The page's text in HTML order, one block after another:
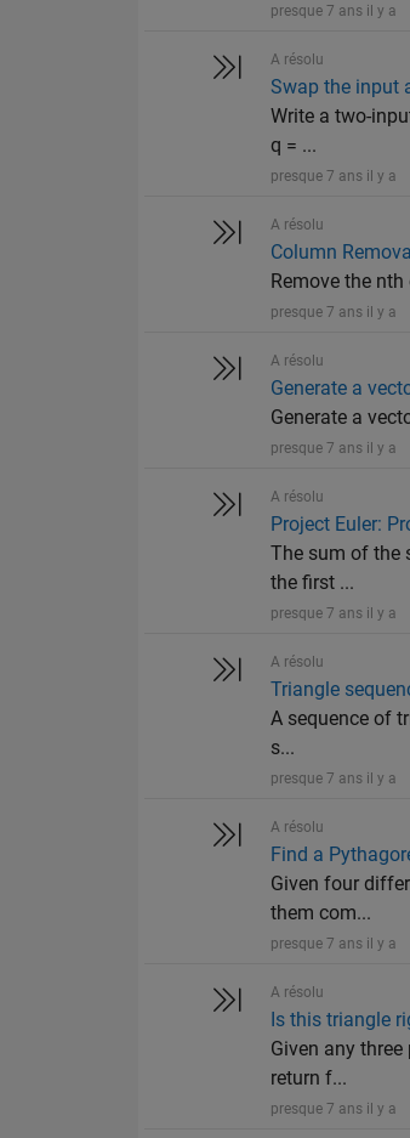
presque 7 ans il y a
A résolu
Swap the input
Write a two-
q = ...
presque 7 ans il y a
A résolu
Column
Remove the
presque 7 ans il y a
A résolu
Generate a
Generate a
presque 7 ans il y a
A résolu
Project Euler:
The sum of the
the first ...
presque 7 ans il y a
A résolu
Triangle
A sequence of
s...
presque 7 ans il y a
A résolu
Find a
Given four
them com...
presque 7 ans il y a
A résolu
Is this triangle
Given any
return f...
presque 7 ans il y a